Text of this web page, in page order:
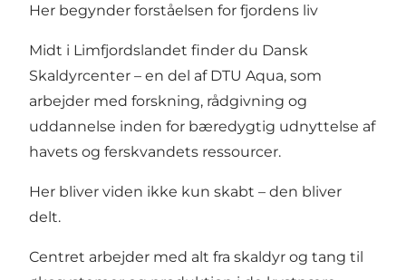
Her begynder forståelsen for fjordens liv
Midt i Limfjordslandet finder du Dansk
Skaldyrcenter – en del af DTU Aqua, som
arbejder med forskning, rådgivning og
uddannelse inden for bæredygtig udnyttelse af
havets og ferskvandets ressourcer.
Her bliver viden ikke kun skabt – den bliver
delt.
Centret arbejder med alt fra skaldyr og tang til